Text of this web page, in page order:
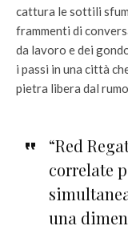
cattura le sottili
frammenti di
da lavoro e dei
i passi in una città
pietra libera dal
“Red
correlate
una